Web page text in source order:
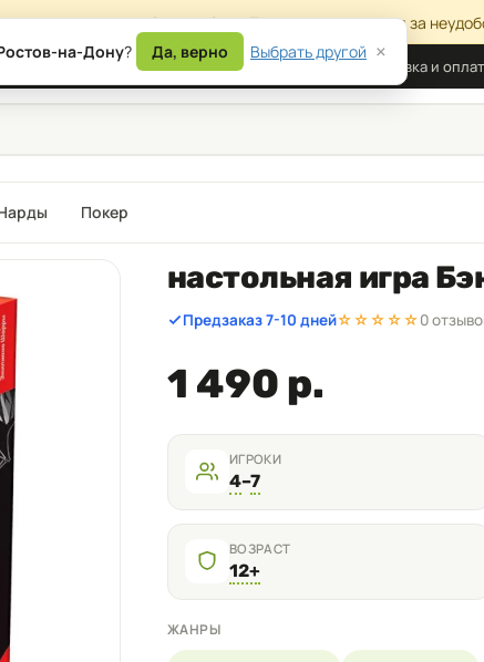
временные ошибки в работе. Приносим извинения за
Доставка и
Покер
настольная игра
Предзаказ 7-10 дней☆☆☆☆☆0
1 490 р.
ИГРОКИ
4–7
ВОЗРАСТ
12+
ЖАНРЫ
на-Дону? Да, верно Выбрать другой ×